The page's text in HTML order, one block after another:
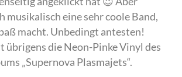
musikalisch eine sehr coole Band,
macht. Unbedingt antesten!
übrigens die Neon-Pinke Vinyl des
„Supernova Plasmajets“.